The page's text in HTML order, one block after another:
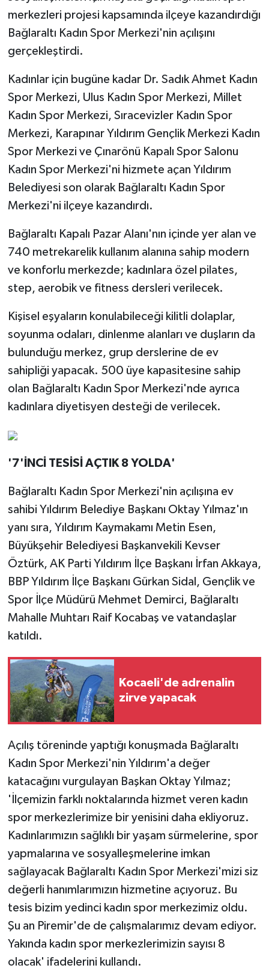
merkezleri projesi kapsamında ilçeye kazandırdığı
Bağlaraltı Kadın Spor Merkezi'nin açılışını
gerçekleştirdi.
Kadınlar için bugüne kadar Dr. Sadık Ahmet Kadın
Spor Merkezi, Ulus Kadın Spor Merkezi, Millet
Kadın Spor Merkezi, Sıracevizler Kadın Spor
Merkezi, Karapınar Yıldırım Gençlik Merkezi Kadın
Spor Merkezi ve Çınarönü Kapalı Spor Salonu
Kadın Spor Merkezi'ni hizmete açan Yıldırım
Belediyesi son olarak Bağlaraltı Kadın Spor
Merkezi'ni ilçeye kazandırdı.
Bağlaraltı Kapalı Pazar Alanı'nın içinde yer alan ve
740 metrekarelik kullanım alanına sahip modern
ve konforlu merkezde; kadınlara özel pilates,
step, aerobik ve fitness dersleri verilecek.
Kişisel eşyaların konulabileceği kilitli dolaplar,
soyunma odaları, dinlenme alanları ve duşların da
bulunduğu merkez, grup derslerine de ev
sahipliği yapacak. 500 üye kapasitesine sahip
olan Bağlaraltı Kadın Spor Merkezi'nde ayrıca
kadınlara diyetisyen desteği de verilecek.
'7'İNCİ TESİSİ AÇTIK 8 YOLDA'
Bağlaraltı Kadın Spor Merkezi'nin açılışına ev
sahibi Yıldırım Belediye Başkanı Oktay Yılmaz'ın
yanı sıra, Yıldırım Kaymakamı Metin Esen,
Büyükşehir Belediyesi Başkanvekili Kevser
Öztürk, AK Parti Yıldırım İlçe Başkanı İrfan Akkaya,
BBP Yıldırım İlçe Başkanı Gürkan Sidal, Gençlik ve
Spor İlçe Müdürü Mehmet Demirci, Bağlaraltı
Mahalle Muhtarı Raif Kocabaş ve vatandaşlar
katıldı.
Kocaeli'de adrenalin
zirve yapacak
Açılış töreninde yaptığı konuşmada Bağlaraltı
Kadın Spor Merkezi'nin Yıldırım'a değer
katacağını vurgulayan Başkan Oktay Yılmaz;
'İlçemizin farklı noktalarında hizmet veren kadın
spor merkezlerimize bir yenisini daha ekliyoruz.
Kadınlarımızın sağlıklı bir yaşam sürmelerine, spor
yapmalarına ve sosyalleşmelerine imkan
sağlayacak Bağlaraltı Kadın Spor Merkezi'mizi siz
değerli hanımlarımızın hizmetine açıyoruz. Bu
tesis bizim yedinci kadın spor merkezimiz oldu.
Şu an Piremir'de de çalışmalarımız devam ediyor.
Yakında kadın spor merkezlerimizin sayısı 8
olacak' ifadelerini kullandı.